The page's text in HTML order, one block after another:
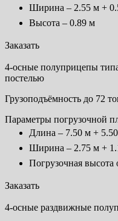
Ширина – 2.55 м +
Высота – 0.89 м
Заказать
4-осные полуприцепы
постелью
Грузоподъёмность до 72
Параметры погрузочной
Длина – 7.50 м +
Ширина – 2.75 м +
Погрузочная
Заказать
4-осные раздвижные